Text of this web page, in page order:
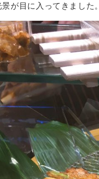
が目に入ってきました。